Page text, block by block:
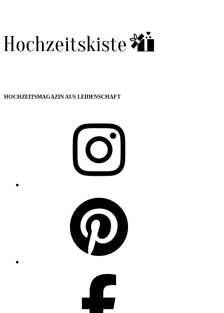
HOCHZEITSMAGAZIN AUS LEIDENSCHAFT